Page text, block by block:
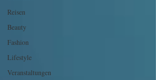
Reisen
Beauty
Fashion
Lifestyle
Veranstaltungen